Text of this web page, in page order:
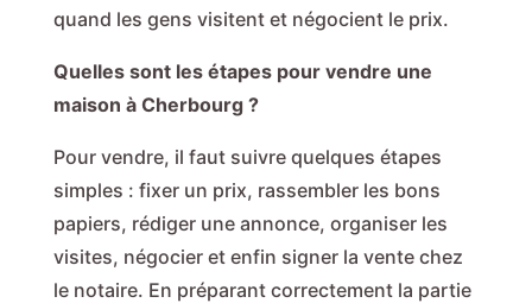
quand les gens visitent et négocient le prix.
Quelles sont les étapes pour vendre une
maison à Cherbourg ?
Pour vendre, il faut suivre quelques étapes
simples : fixer un prix, rassembler les bons
papiers, rédiger une annonce, organiser les
visites, négocier et enfin signer la vente chez
le notaire. En préparant correctement la partie